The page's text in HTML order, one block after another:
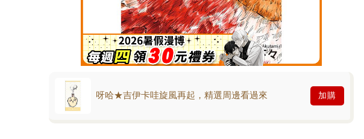
呀哈★吉伊卡哇旋風再起，精選周邊看過來 加購